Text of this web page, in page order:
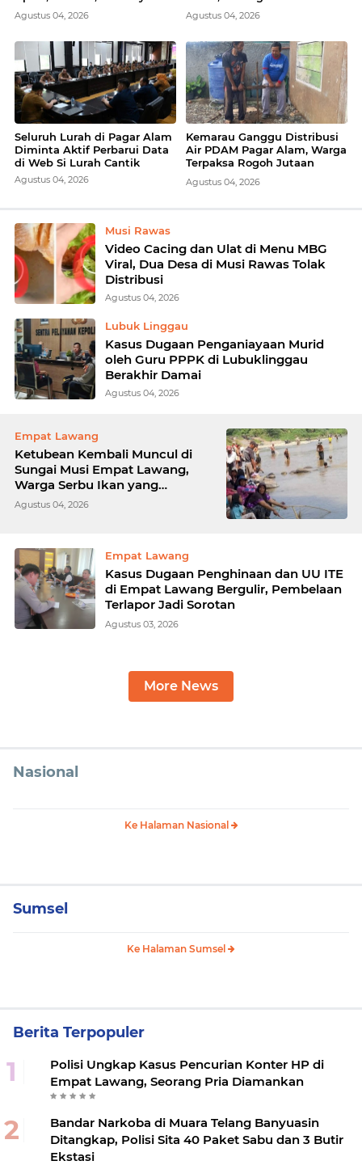
Agustus 04, 2026 Agustus 04, 2026
Seluruh Lurah di Pagar Alam
Diminta Aktif Perbarui Data
di Web Si Lurah Cantik
Agustus 04, 2026
Kemarau Ganggu Distribusi
Air PDAM Pagar Alam, Warga
Terpaksa Rogoh Jutaan
Agustus 04, 2026
Musi Rawas
Video Cacing dan Ulat di Menu MBG
Viral, Dua Desa di Musi Rawas Tolak
Distribusi
Agustus 04, 2026
Lubuk Linggau
Kasus Dugaan Penganiayaan Murid
oleh Guru PPPK di Lubuklinggau
Berakhir Damai
Agustus 04, 2026
Empat Lawang
Ketubean Kembali Muncul di
Sungai Musi Empat Lawang,
Warga Serbu Ikan yang
Mengapung
Agustus 04, 2026
Empat Lawang
Kasus Dugaan Penghinaan dan UU ITE
di Empat Lawang Bergulir, Pembelaan
Terlapor Jadi Sorotan
Agustus 03, 2026
More News
Nasional
Ke Halaman Nasional
Sumsel
Ke Halaman Sumsel
Berita Terpopuler
Polisi Ungkap Kasus Pencurian Konter HP di
Empat Lawang, Seorang Pria Diamankan
Bandar Narkoba di Muara Telang Banyuasin
Ditangkap, Polisi Sita 40 Paket Sabu dan 3 Butir
Ekstasi